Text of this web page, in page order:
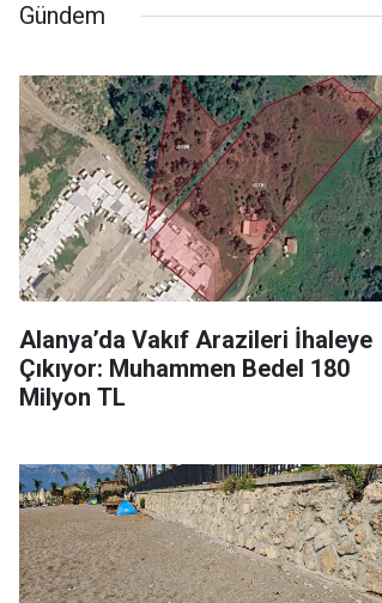
Gündem
Alanya’da Vakıf Arazileri İhaleye
Çıkıyor: Muhammen Bedel 180
Milyon TL